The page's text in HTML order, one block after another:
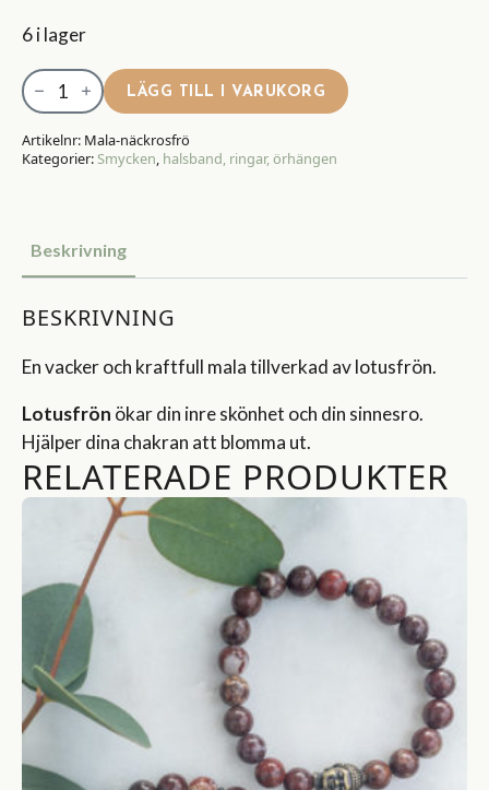
6 i lager
Mala
lotusfrön
mängd
LÄGG TILL I VARUKORG
Artikelnr: Mala-näckrosfrö
Kategorier:Smycken, halsband, ringar, örhängen
Beskrivning
BESKRIVNING
En vacker och kraftfull mala tillverkad av lotusfrön.
Lotusfrön ökar din inre skönhet och din sinnesro.
Hjälper dina chakran att blomma ut.
RELATERADE PRODUKTER